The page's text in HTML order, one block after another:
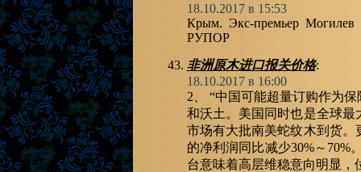
18.10.2017 в 15:53
Крым. Экс-премьер
РУПОР
非洲原木进口报关价格:
18.10.2017 в 16:00
2、 “中国可能超量订购作为
和沃土。美国同时也是全球
市场有大批南美蛇纹木到货。
的净利润同比减少30%～70%
台意味着高层维稳意向明显，